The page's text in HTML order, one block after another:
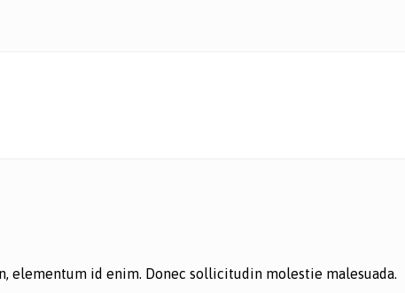
elementum id enim. Donec sollicitudin molestie malesuada.